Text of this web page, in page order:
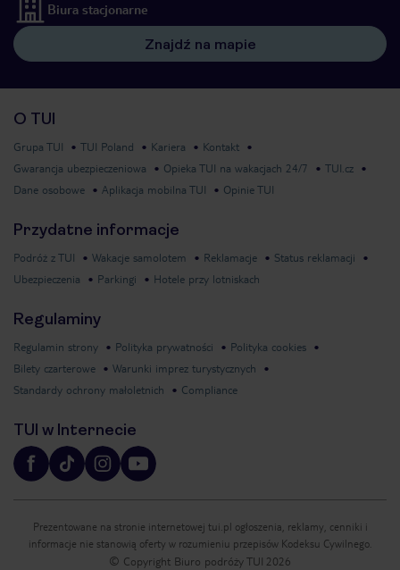
Biura stacjonarne
Znajdź na mapie
O TUI
Grupa TUI TUI Poland Kariera
Kontakt
Gwarancja ubezpieczeniowa
Opieka TUI na wakacjach 24/7
TUI.cz
Dane osobowe
Aplikacja mobilna TUI Opinie TUI
Przydatne informacje
Podróż z TUI Wakacje samolotem Reklamacje
Status reklamacji
Ubezpieczenia
Parkingi Hotele przy lotniskach
Regulaminy
Regulamin strony Polityka prywatności
Polityka cookies
Bilety czarterowe
Warunki imprez turystycznych
Standardy ochrony małoletnich
Compliance
TUI w Internecie
Prezentowane na stronie internetowej tui.pl ogłoszenia, reklamy, cenniki i
informacje nie stanowią oferty w rozumieniu przepisów Kodeksu Cywilnego.
© Copyright Biuro podróży TUI 2026